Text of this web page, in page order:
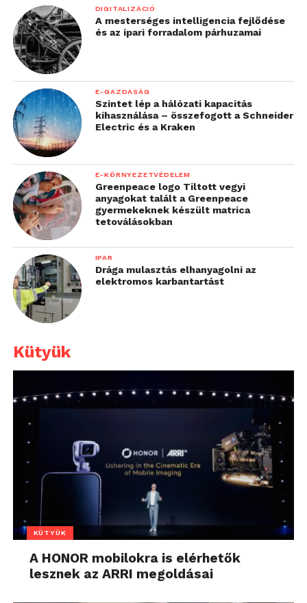
DIGITALIZÁCIÓ
A mesterséges intelligencia fejlődése
és az ipari forradalom párhuzamai
E-GAZDASÁG
Szintet lép a hálózati kapacitás
kihasználása – összefogott a Schneider
Electric és a Kraken
E-KÖRNYEZETVÉDELEM
Greenpeace logo Tiltott vegyi
anyagokat talált a Greenpeace
gyermekeknek készült matrica
tetoválásokban
IPAR
Drága mulasztás elhanyagolni az
elektromos karbantartást
Kütyük
KÜTYÜK
A HONOR mobilokra is elérhetők
lesznek az ARRI megoldásai